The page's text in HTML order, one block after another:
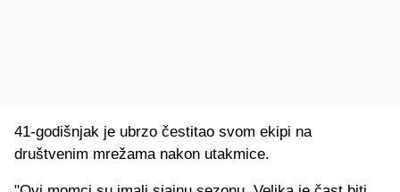
41-godišnjak je ubrzo čestitao svom ekipi na
društvenim mrežama nakon utakmice.